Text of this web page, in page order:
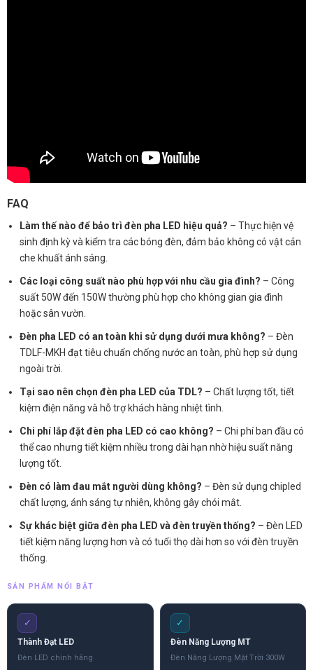
FAQ
Làm thế nào để bảo trì đèn pha LED hiệu quả? – Thực hiện vệ
sinh định kỳ và kiểm tra các bóng đèn, đảm bảo không có vật cản
che khuất ánh sáng.
Các loại công suất nào phù hợp với nhu cầu gia đình? – Công
suất 50W đến 150W thường phù hợp cho không gian gia đình
hoặc sân vườn.
Đèn pha LED có an toàn khi sử dụng dưới mưa không? – Đèn
TDLF-MKH đạt tiêu chuẩn chống nước an toàn, phù hợp sử dụng
ngoài trời.
Tại sao nên chọn đèn pha LED của TDL? – Chất lượng tốt, tiết
kiệm điện năng và hỗ trợ khách hàng nhiệt tình.
Chi phí lắp đặt đèn pha LED có cao không? – Chi phí ban đầu có
thể cao nhưng tiết kiệm nhiều trong dài hạn nhờ hiệu suất năng
lượng tốt.
Đèn có làm đau mắt người dùng không? – Đèn sử dụng chipled
chất lượng, ánh sáng tự nhiên, không gây chói mắt.
Sự khác biệt giữa đèn pha LED và đèn truyền thống? – Đèn LED
tiết kiệm năng lượng hơn và có tuổi thọ dài hơn so với đèn truyền
thống.
SẢN PHẨM NỔI BẬT
✓
Thành Đạt LED
Đèn LED chính hãng
✓
Đèn Năng Lượng MT
Đèn Năng Lượng Mặt Trời 300W